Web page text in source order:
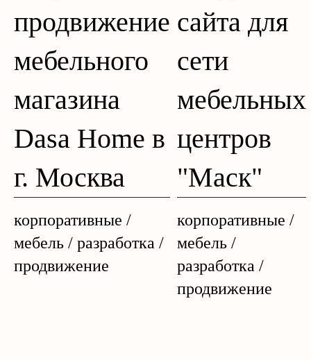
продвижение
мебельного
магазина
Dasa Home в
г. Москва
корпоративные /
мебель / разработка /
продвижение
сайта для
сети
мебельных
центров
"Маск"
корпоративные /
мебель /
разработка /
продвижение